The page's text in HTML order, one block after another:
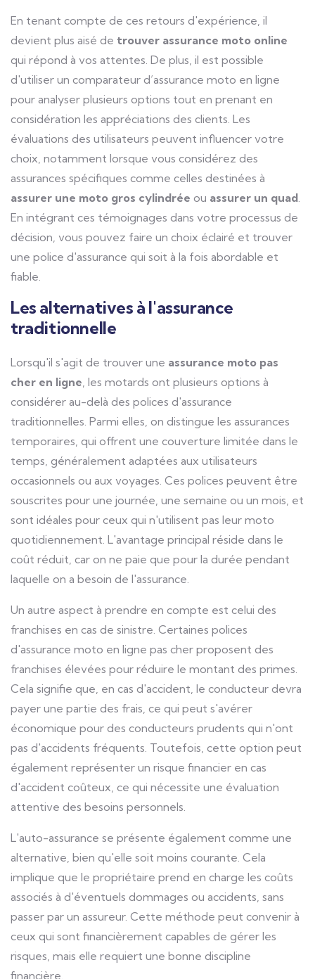
En tenant compte de ces retours d'expérience, il
devient plus aisé de trouver assurance moto online
qui répond à vos attentes. De plus, il est possible
d'utiliser un comparateur d’assurance moto en ligne
pour analyser plusieurs options tout en prenant en
considération les appréciations des clients. Les
évaluations des utilisateurs peuvent influencer votre
choix, notamment lorsque vous considérez des
assurances spécifiques comme celles destinées à
assurer une moto gros cylindrée ou assurer un quad.
En intégrant ces témoignages dans votre processus de
décision, vous pouvez faire un choix éclairé et trouver
une police d'assurance qui soit à la fois abordable et
fiable.
Les alternatives à l'assurance
traditionnelle
Lorsqu'il s'agit de trouver une assurance moto pas
cher en ligne, les motards ont plusieurs options à
considérer au-delà des polices d'assurance
traditionnelles. Parmi elles, on distingue les assurances
temporaires, qui offrent une couverture limitée dans le
temps, généralement adaptées aux utilisateurs
occasionnels ou aux voyages. Ces polices peuvent être
souscrites pour une journée, une semaine ou un mois, et
sont idéales pour ceux qui n'utilisent pas leur moto
quotidiennement. L'avantage principal réside dans le
coût réduit, car on ne paie que pour la durée pendant
laquelle on a besoin de l'assurance.
Un autre aspect à prendre en compte est celui des
franchises en cas de sinistre. Certaines polices
d'assurance moto en ligne pas cher proposent des
franchises élevées pour réduire le montant des primes.
Cela signifie que, en cas d'accident, le conducteur devra
payer une partie des frais, ce qui peut s'avérer
économique pour des conducteurs prudents qui n'ont
pas d'accidents fréquents. Toutefois, cette option peut
également représenter un risque financier en cas
d'accident coûteux, ce qui nécessite une évaluation
attentive des besoins personnels.
L'auto-assurance se présente également comme une
alternative, bien qu'elle soit moins courante. Cela
implique que le propriétaire prend en charge les coûts
associés à d'éventuels dommages ou accidents, sans
passer par un assureur. Cette méthode peut convenir à
ceux qui sont financièrement capables de gérer les
risques, mais elle requiert une bonne discipline
financière.